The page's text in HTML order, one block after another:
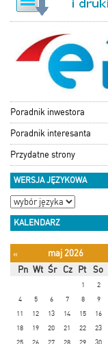
Poradnik inwestora
Poradnik interesanta
Przydatne strony
WERSJA JĘZYKOWA
KALENDARZ
« maj 2026
Pn Wt Śr Cz Pt So
1 2
4
5 6 7 8 9
11
12 13 14 15 16
18
19 20 21 22 23
25
26 27 28 29 30